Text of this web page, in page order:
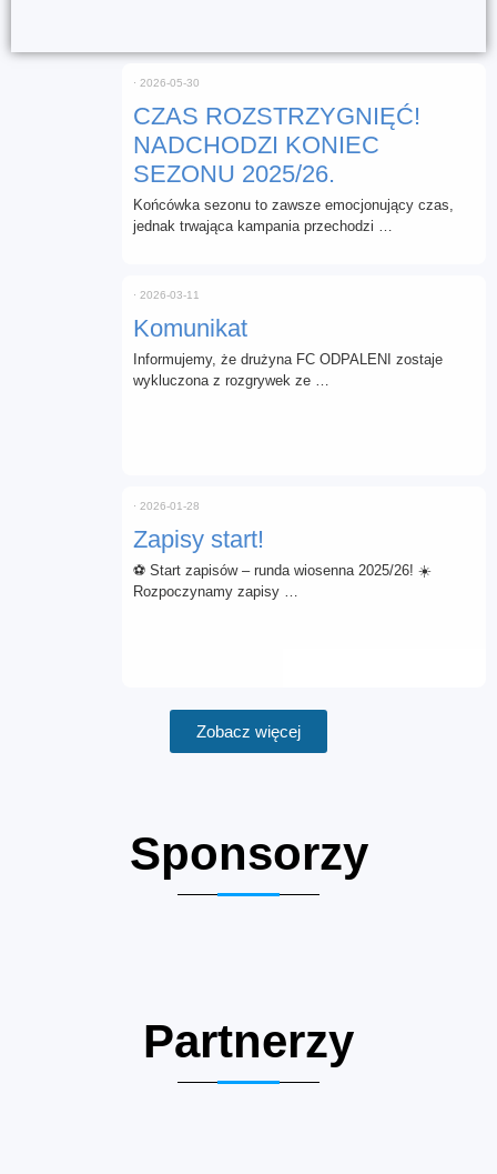
CZAS ROZSTRZYGNIĘĆ!
NADCHODZI KONIEC
SEZONU 2025/26.
⋅ 2026-05-30
Końcówka sezonu to zawsze emocjonujący czas,
jednak trwająca kampania przechodzi …
Komunikat
⋅ 2026-03-11
Informujemy, że drużyna FC ODPALENI zostaje
wykluczona z rozgrywek ze …
Zapisy start!
⋅ 2026-01-28
⚽ Start zapisów – runda wiosenna 2025/26! ☀️
Rozpoczynamy zapisy …
Zobacz więcej
Sponsorzy
Partnerzy